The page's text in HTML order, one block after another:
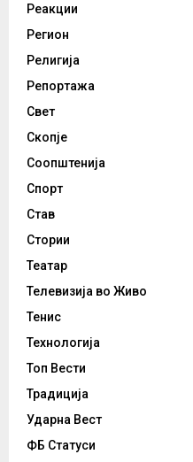
Реакции
Регион
Религија
Репортажа
Свет
Скопје
Соопштенија
Спорт
Став
Стории
Театар
Телевизија во Живо
Тенис
Технологија
Топ Вести
Традиција
Ударна Вест
ФБ Статуси